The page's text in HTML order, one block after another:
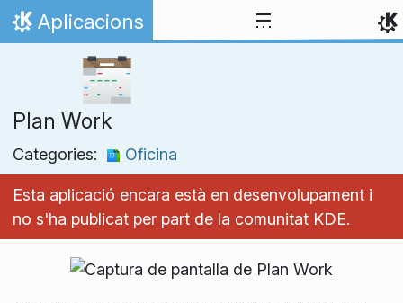
Salta fins al contingut
Inici
Aplicacions
Plan Work
Categories: Oficina
Esta aplicació encara està en desenvolupament i
no s'ha publicat per part de la comunitat KDE.